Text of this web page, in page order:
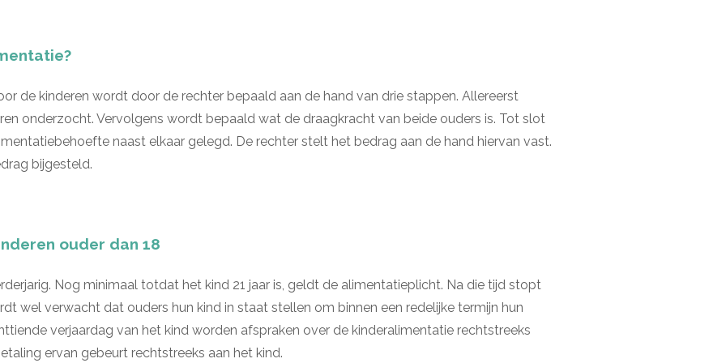
de kinderen wordt door de rechter bepaald aan de hand van drie stappen. Allereerst
onderzocht. Vervolgens wordt bepaald wat de draagkracht van beide ouders is. Tot slot
naast elkaar gelegd. De rechter stelt het bedrag aan de hand hiervan vast.
bijgesteld.
ouder dan 18
Nog minimaal totdat het kind 21 jaar is, geldt de alimentatieplicht. Na die tijd stopt
wel verwacht dat ouders hun kind in staat stellen om binnen een redelijke termijn hun
verjaardag van het kind worden afspraken over de kinderalimentatie rechtstreeks
ervan gebeurt rechtstreeks aan het kind.